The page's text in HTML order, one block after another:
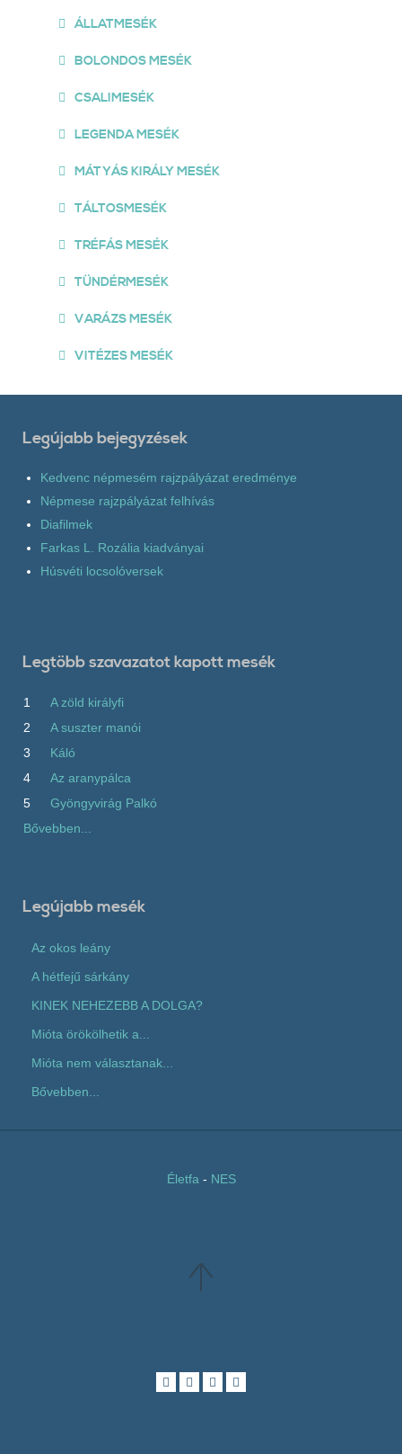
ÁLLATMESÉK
BOLONDOS MESÉK
CSALIMESÉK
LEGENDA MESÉK
MÁTYÁS KIRÁLY MESÉK
TÁLTOSMESÉK
TRÉFÁS MESÉK
TÜNDÉRMESÉK
VARÁZS MESÉK
VITÉZES MESÉK
Legújabb bejegyzések
Kedvenc népmesém rajzpályázat eredménye
Népmese rajzpályázat felhívás
Diafilmek
Farkas L. Rozália kiadványai
Húsvéti locsolóversek
Legtöbb szavazatot kapott mesék
1
A zöld királyfi
2
A suszter manói
3
Káló
4
Az aranypálca
5
Gyöngyvirág Palkó
Bővebben...
Legújabb mesék
Az okos leány
A hétfejű sárkány
KINEK NEHEZEBB A DOLGA?
Mióta örökölhetik a...
Mióta nem választanak...
Bővebben...
Életfa - NES